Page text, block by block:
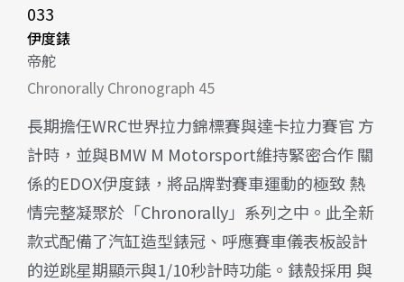
033
伊度錶
帝舵
Chronorally Chronograph 45
長期擔任WRC世界拉力錦標賽與達卡拉力賽官 方
計時，並與BMW M Motorsport維持緊密合作 關
係的EDOX伊度錶，將品牌對賽車運動的極致 熱
情完整凝聚於「Chronorally」系列之中。此全新
款式配備了汽缸造型錶冠、呼應賽車儀表板設計
的逆跳星期顯示與1/10秒計時功能。錶殼採用 與